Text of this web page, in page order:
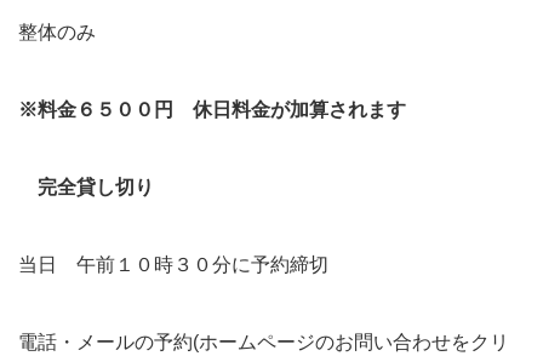
整体のみ
※料金６５００円 休日料金が加算されます
完全貸し切り
当日 午前１０時３０分に予約締切
電話・メールの予約(ホームページのお問い合わせをクリ